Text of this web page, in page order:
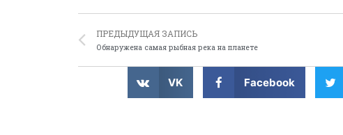
ПРЕДЫДУЩАЯ ЗАПИСЬ
Обнаружена самая рыбная река на планете
VK Facebook